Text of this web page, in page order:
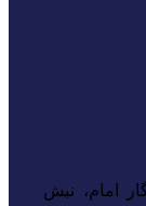
امام، نبش